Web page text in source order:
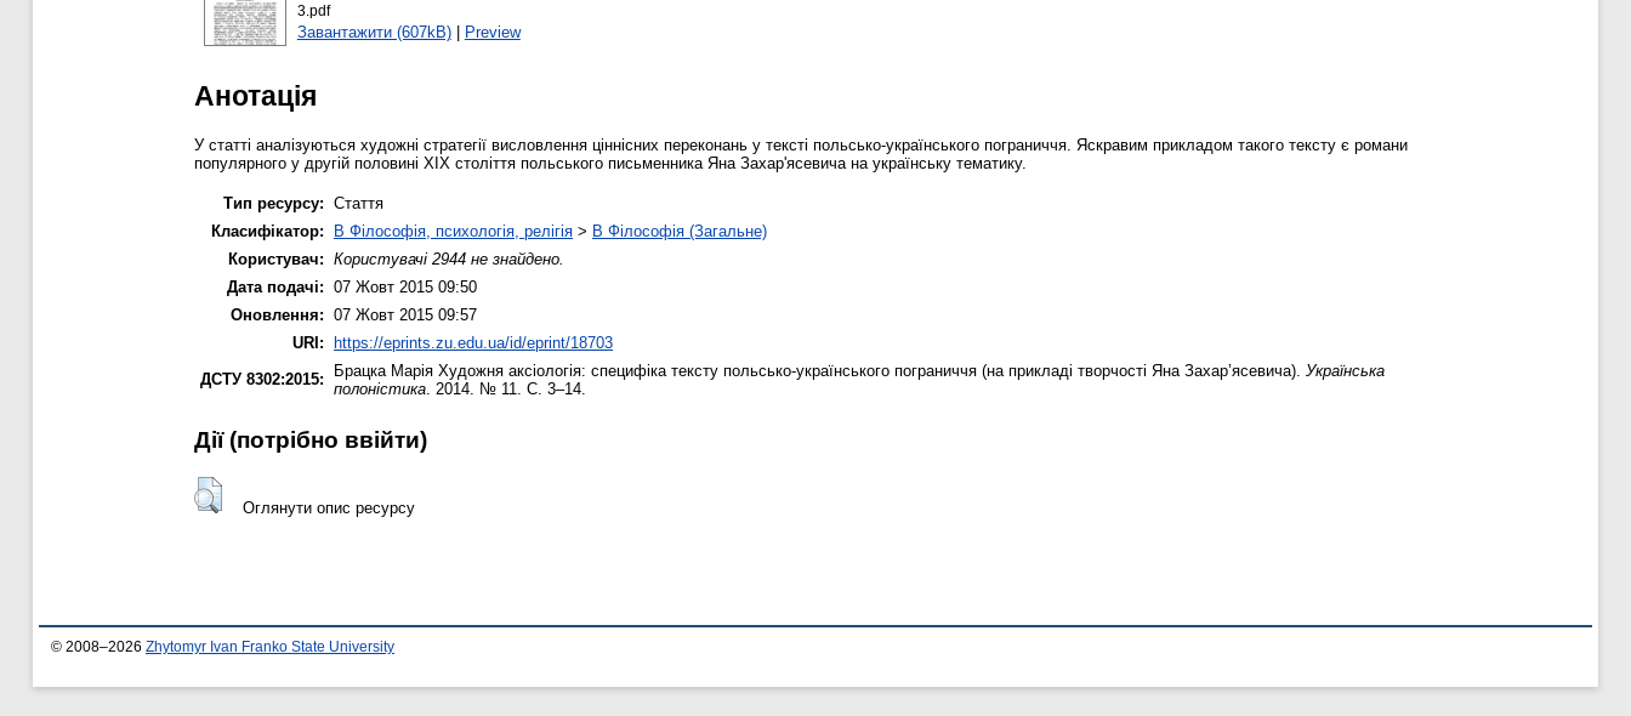
3.pdf
Завантажити (607kB)| Preview
Анотація
У статті аналізуються художні стратегії висловлення ціннісних переконань у тексті польсько-українського пограниччя. Яскравим прикладом такого тексту є романи
популярного у другій половині ХІХ століття польського письменника Яна Захар'ясевича на українську тематику.
Тип ресурсу: Стаття
Класифікатор:
B Філософія, психологія, релігія > B Філософія (Загальне)
Користувач: Користувачі 2944 не знайдено.
Дата подачі: 07 Жовт 2015 09:50
Оновлення: 07 Жовт 2015 09:57
URI: https://eprints.zu.edu.ua/id/eprint/18703
ДСТУ 8302:2015:
Брацка Марія Художня аксіологія: специфіка тексту польсько-українського пограниччя (на прикладі творчості Яна Захар’ясевича). Українська
полоністика . 2014. № 11. С. 3–14.
Дії ​​(потрібно ввійти)
Оглянути опис ресурсу
© 2008–2026 Zhytomyr Ivan Franko State University